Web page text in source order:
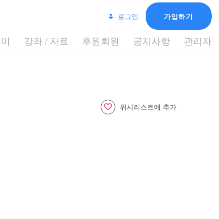
로그인 가입하기
강좌 / 자료 후원회원 공지사항 관리자
위시리스트에 추가